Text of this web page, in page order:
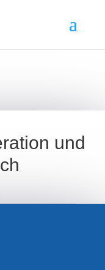
und